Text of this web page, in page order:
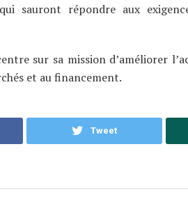
qui sauront répondre aux
sur sa mission d’améliorer
et au financement.
Tweet